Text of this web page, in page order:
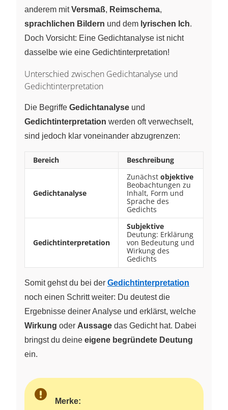
anderem mitVersmaß, Reimschema,
sprachlichen Bildern und dem lyrischen Ich.
Doch Vorsicht: Eine Gedichtanalyse ist nicht
dasselbe wie eine Gedichtinterpretation!
Unterschied zwischen Gedichtanalyse und
Gedichtinterpretation
Die Begriffe Gedichtanalyse und
Gedichtinterpretation werden oft verwechselt,
sind jedoch klar voneinander abzugrenzen:
Bereich Beschreibung
Gedichtanalyse
Zunächst objektive
Beobachtungen zu
Inhalt, Form und
Sprache des
Gedichts
Gedichtinterpretation
Subjektive
Deutung: Erklärung
von Bedeutung und
Wirkung des
Gedichts
Somit gehst du bei der Gedichtinterpretation
noch einen Schritt weiter: Du deutest die
Ergebnisse deiner Analyse und erklärst, welche
Wirkung oder Aussage das Gedicht hat. Dabei
bringst du deine eigene begründete Deutung
ein.
Merke: